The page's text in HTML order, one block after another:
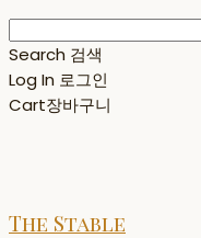
Search 검색
Log In 로그인
Cart장바구니
The Stable